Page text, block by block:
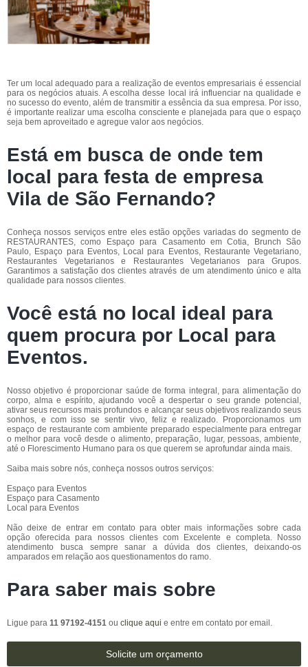
Ter um local adequado para a realização de eventos empresariais é essencial
para os negócios atuais. A escolha desse local irá influenciar na qualidade e
no sucesso do evento, além de transmitir a essência da sua empresa. Por isso,
é importante realizar uma escolha consciente e planejada para que o espaço
seja bem aproveitado e agregue valor aos negócios.
Está em busca de onde tem
local para festa de empresa
Vila de São Fernando?
Conheça nossos serviços entre eles estão opções variadas do segmento de
RESTAURANTES, como Espaço para Casamento em Cotia, Brunch São
Paulo, Espaço para Eventos, Local para Eventos, Restaurante Vegetariano,
Restaurantes Vegetarianos e Restaurantes Vegetarianos para Grupos.
Garantimos a satisfação dos clientes através de um atendimento único e alta
qualidade para nossos clientes.
Você está no local ideal para
quem procura por Local para
Eventos.
Nosso objetivo é proporcionar saúde de forma integral, para alimentação do
corpo, alma e espírito, ajudando você a despertar o seu grande potencial,
ativar seus recursos mais profundos e alcançar seus objetivos realizando seus
sonhos, e com isso se sentir vivo, feliz e realizado. Proporcionamos um
espaço de restaurante com ambiente preparado especialmente para entregar
o melhor para você desde o alimento, preparação, lugar, pessoas, ambiente,
até o Florescimento Humano para os que querem se aprofundar ainda mais.
Saiba mais sobre nós, conheça nossos outros serviços:
Espaço para Eventos
Espaço para Casamento
Local para Eventos
Não deixe de entrar em contato para obter mais informações sobre cada
opção oferecida para nossos clientes com Excelente e completa. Nosso
atendimento busca sempre sanar a dúvida dos clientes, deixando-os
amparados em relação aos questionamentos do ramo.
Para saber mais sobre
Ligue para 11 97192-4151 ou clique aqui e entre em contato por email.
Solicite um orçamento